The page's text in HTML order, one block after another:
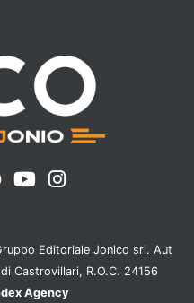
Editoriale Jonico srl. Aut
Castrovillari, R.O.C. 24156
Agency